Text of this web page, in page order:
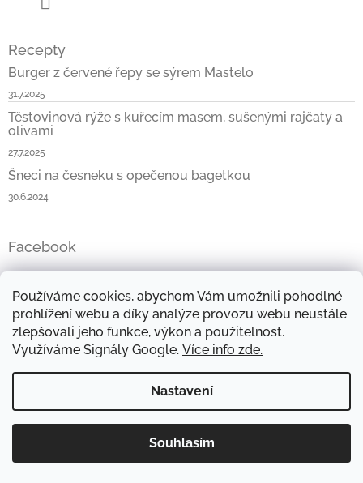
Používáme cookies, abychom Vám umožnili pohodlné
prohlížení webu a díky analýze provozu webu neustále
zlepšovali jeho funkce, výkon a použitelnost.
Využíváme Signály Google. Více info zde.
Nastavení
Souhlasím
Recepty
Burger z červené řepy se sýrem Mastelo
31.7.2025
Těstovinová rýže s kuřecím masem, sušenými rajčaty a
olivami
27.7.2025
Šneci na česneku s opečenou bagetkou
30.6.2024
Facebook
Instagram